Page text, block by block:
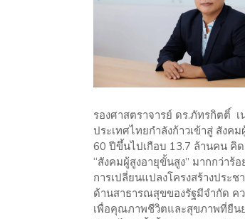
รองศาสตราจารย์ ดร.ภัทรกิตติ์
ประเทศไทยกำลังก้าวเข้าสู่ สังค
60 ปีขึ้นไปเกือบ 13.7 ล้านคน คิ
“สังคมผู้สูงอายุขั้นสูง” มากกว่าร้
การเปลี่ยนแปลงโครงสร้างประ
ด้านสาธารณสุขของรัฐมีจำกัด ค
เพื่อคุณภาพชีวิตและสุขภาพที่ยืน